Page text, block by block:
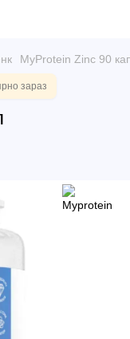
MyProtein Zinc 90
зараз